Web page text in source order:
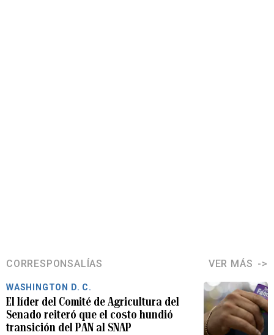
CORRESPONSALÍAS VER MÁS
WASHINGTON D. C.
El líder del Comité de Agricultura del
Senado reiteró que el costo hundió
transición del PAN al SNAP